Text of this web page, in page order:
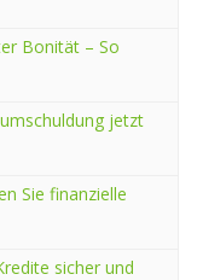
Bonität – So
jetzt
Sie finanzielle
sicher und